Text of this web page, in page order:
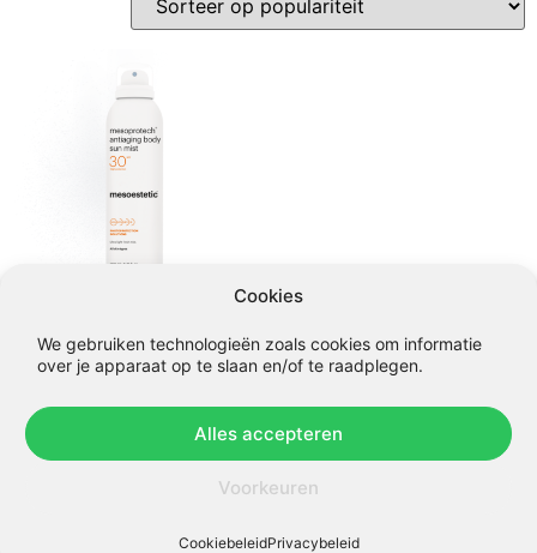
Cookies
We gebruiken technologieën zoals cookies om informatie
over je apparaat op te slaan en/of te raadplegen.
Alles accepteren
Voorkeuren
CookiebeleidPrivacybeleid
mesoprotech antiaging
body sun mist 30+ spf
In winkelmandje